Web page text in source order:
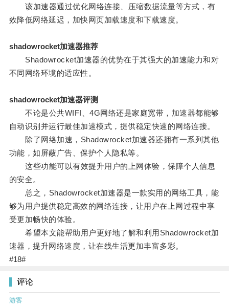
该加速器通过优化网络连接、压缩数据流量等方式，有
效降低网络延迟，加快网页加载速度和下载速度。
shadowrocket加速器推荐
Shadowrocket加速器的优势在于其强大的加速能力和对
不同网络环境的适应性。
shadowrocket加速器评测
不论是公共WIFI、4G网络还是家庭宽带，加速器都能够
自动识别并运行最佳加速模式，提供稳定快速的网络连接。
除了网络加速，Shadowrocket加速器还拥有一系列其他
功能，如屏蔽广告、保护个人隐私等。
这些功能可以有效提升用户的上网体验，保障个人信息
的安全。
总之，Shadowrocket加速器是一款实用的网络工具，能
够为用户提供稳定高效的网络连接，让用户在上网过程中享
受更加畅快的体验。
希望本文能帮助用户更好地了解和利用Shadowrocket加
速器，提升网络速度，让在线生活更加丰富多彩。
#18#
评论
游客